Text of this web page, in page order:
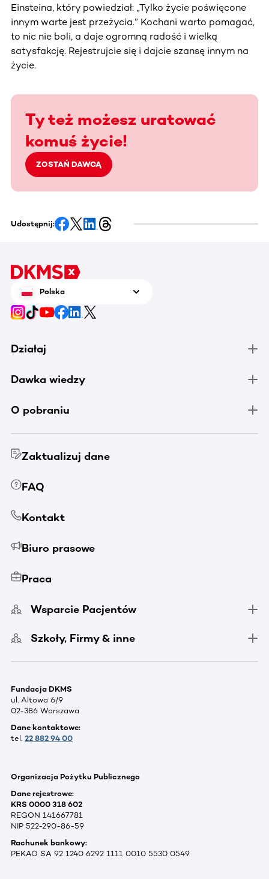
Einsteina, który powiedział: „Tylko życie poświęcone
innym warte jest przeżycia.” Kochani warto pomagać,
to nic nie boli, a daje ogromną radość i wielką
satysfakcję. Rejestrujcie się i dajcie szansę innym na
życie.
Ty też możesz uratować
komuś życie!
ZOSTAŃ DAWCĄ
Udostępnij:
Polska
Działaj
Dawka wiedzy
O pobraniu
Zaktualizuj dane
FAQ
Kontakt
Biuro prasowe
Praca
Wsparcie Pacjentów
Szkoły, Firmy & inne
Fundacja DKMS
ul. Altowa 6/9
02-386 Warszawa
Dane kontaktowe:
tel. 22 882 94 00
Organizacja Pożytku Publicznego
Dane rejestrowe:
KRS 0000 318 602
REGON 141667781
NIP 522-290-86-59
Rachunek bankowy:
PEKAO SA 92 1240 6292 1111 0010 5530 0549